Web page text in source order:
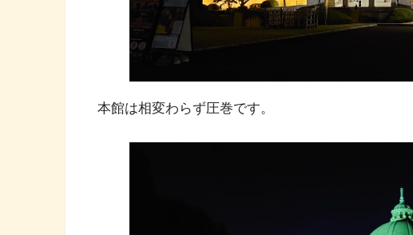
本館は相変わらず圧巻です。